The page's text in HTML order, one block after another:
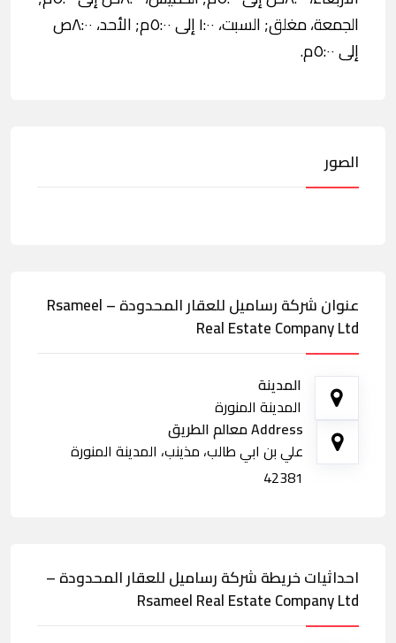
الجمعة، مغلق; السبت، ١:٠٠ إلى ٥:٠٠م; الأحد، ٨:٠٠ص
إلى ٥:٠٠م.
الصور
عنوان شركة رساميل للعقار المحدودة – Rsameel
Real Estate Company Ltd
المدينة
المدينة المنورة
Address معالم الطريق
علي بن ابي طالب، مذينب، المدينة المنورة
42381
احداثيات خريطة شركة رساميل للعقار المحدودة –
Rsameel Real Estate Company Ltd